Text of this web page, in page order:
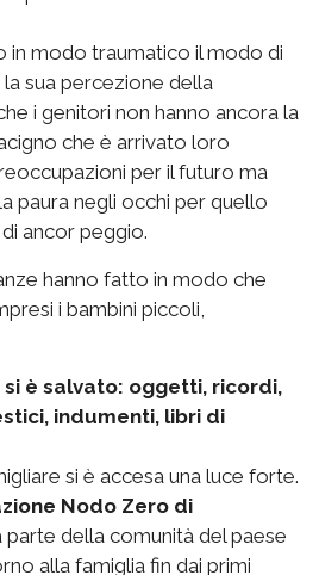
in modo traumatico il modo di
sua percezione della
i genitori non hanno ancora la
che è arrivato loro
per il futuro ma
paura negli occhi per quello
ancor peggio.
hanno fatto in modo che
i bambini piccoli,
è salvato: oggetti, ricordi,
indumenti, libri di
si è accesa una luce forte.
Nodo Zero di
parte della comunità del paese
alla famiglia fin dai primi